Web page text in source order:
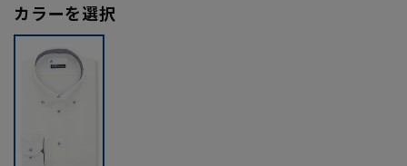
カラーを選択